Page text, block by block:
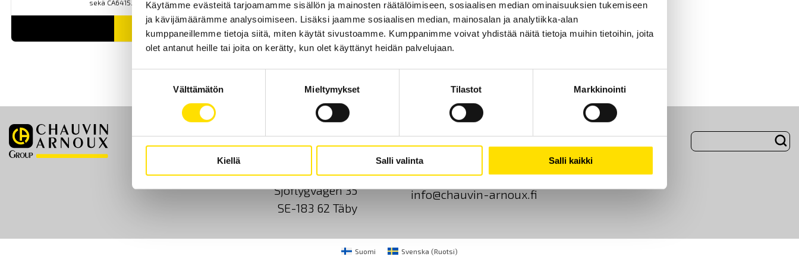
Käytämme evästeitä tarjoamamme sisällön ja mainosten räätälöimiseen, sosiaalisen median ominaisuuksien tukemiseen
ja kävijämäärämme analysoimiseen. Lisäksi jaamme sosiaalisen median, mainosalan ja analytiikka-alan
kumppaneillemme tietoja siitä, miten käytät sivustoamme. Kumppanimme voivat yhdistää näitä tietoja muihin tietoihin, joita
olet antanut heille tai joita on kerätty, kun olet käyttänyt heidän palvelujaan.
Välttämätön Mieltymykset Tilastot Markkinointi
Kiellä Salli valinta Salli kaikki
sekä CA6415.
LUE LISÄÄ
Etusivu Ota yhteyttä Tietoa meistä GDPR Evästeet
CA Mätsystem AB
Sjöflygvägen 35
SE-183 62 Täby
+46 8 50 52 68 00
info@chauvin-arnoux.fi
Suomi Svenska (Ruotsi)